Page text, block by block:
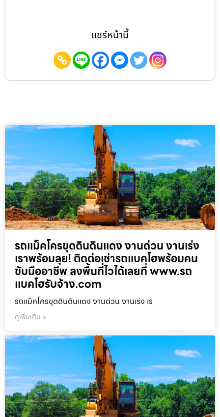
แชร์หน้านี้
รถแม็คโครขุดดินดินแดง งานด่วน งานเร่ง
เราพร้อมลุย! ติดต่อเช่ารถแบคโฮพร้อมคน
ขับมืออาชีพ ลงพื้นที่ไวได้เลยที่ www.รถ
แบคโฮรับจ้าง.com
รถแม็คโครขุดดินดินแดง งานด่วน งานเร่ง เร
ดูเพิ่มเติม »